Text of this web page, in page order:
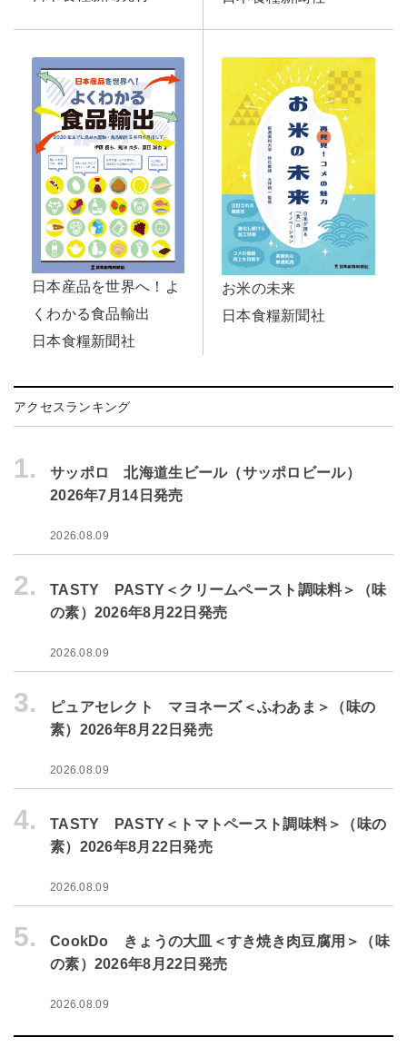
日本産品を世界へ！よ
くわかる食品輸出
日本食糧新聞社
お米の未来
日本食糧新聞社
アクセスランキング
1.
サッポロ 北海道生ビール（サッポロビール）
2026年7月14日発売
2026.08.09
2.
TASTY PASTY＜クリームペースト調味料＞（味
の素）2026年8月22日発売
2026.08.09
3.
ピュアセレクト マヨネーズ＜ふわあま＞（味の
素）2026年8月22日発売
2026.08.09
4.
TASTY PASTY＜トマトペースト調味料＞（味の
素）2026年8月22日発売
2026.08.09
5.
CookDo きょうの大皿＜すき焼き肉豆腐用＞（味
の素）2026年8月22日発売
2026.08.09